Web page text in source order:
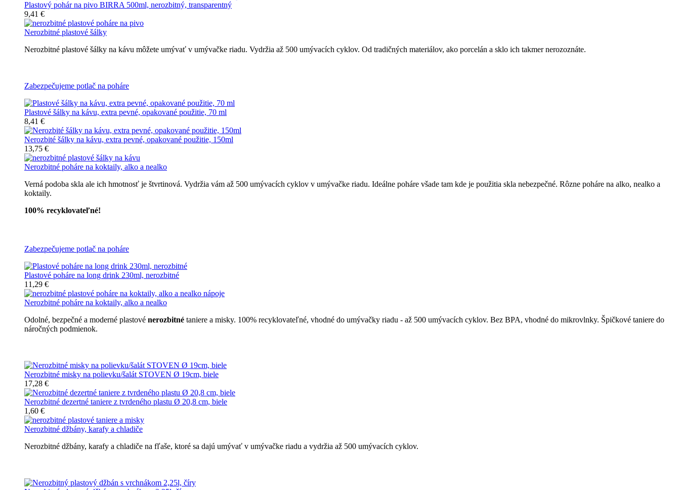
Plastový pohár na pivo BIRRA 500ml, nerozbitný, transparentný
9,41 €
Nerozbitné plastové šálky
Nerozbitné plastové šálky na kávu môžete umývať v umývačke riadu. Vydržia až 500 umývacích cyklov. Od tradičných materiálov, ako porcelán a sklo ich takmer nerozoznáte.
Zabezpečujeme potlač na poháre
Plastové šálky na kávu, extra pevné, opakované použitie, 70 ml
8,41 €
Nerozbité šálky na kávu, extra pevné, opakované použitie, 150ml
13,75 €
Nerozbitné poháre na koktaily, alko a nealko
Verná podoba skla ale ich hmotnosť je štvrtinová. Vydržia vám až 500 umývacích cyklov v umývačke riadu. Ideálne poháre všade tam kde je použitia skla nebezpečné. Rôzne poháre na alko, nealko a
koktaily.
100% recyklovateľné!
Zabezpečujeme potlač na poháre
Plastové poháre na long drink 230ml, nerozbitné
11,29 €
Nerozbitné poháre na koktaily, alko a nealko
Odolné, bezpečné a moderné plastové nerozbitné taniere a misky. 100% recyklovateľné, vhodné do umývačky riadu - až 500 umývacích cyklov. Bez BPA, vhodné do mikrovlnky. Špičkové taniere do
náročných podmienok.
Nerozbitné misky na polievku/šalát STOVEN Ø 19cm, biele
17,28 €
Nerozbitné dezertné taniere z tvrdeného plastu Ø 20,8 cm, biele
1,60 €
Nerozbitné džbány, karafy a chladiče
Nerozbitné džbány, karafy a chladiče na fľaše, ktoré sa dajú umývať v umývačke riadu a vydržia až 500 umývacích cyklov.